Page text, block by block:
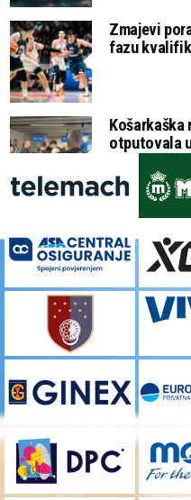
Zmajevi
fazu
Košarkaška
otputovala